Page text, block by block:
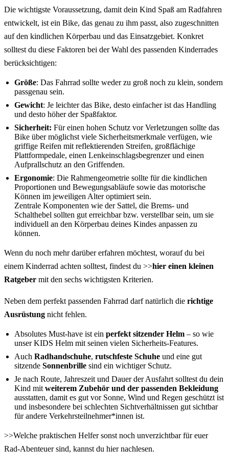
Die wichtigste Voraussetzung, damit dein Kind Spaß am Radfahren
entwickelt, ist ein Bike, das genau zu ihm passt, also zugeschnitten
auf den kindlichen Körperbau und das Einsatzgebiet. Konkret
solltest du diese Faktoren bei der Wahl des passenden Kinderrades
berücksichtigen:
Größe: Das Fahrrad sollte weder zu groß noch zu klein, sondern
passgenau sein.
Gewicht: Je leichter das Bike, desto einfacher ist das Handling
und desto höher der Spaßfaktor.
Sicherheit: Für einen hohen Schutz vor Verletzungen sollte das
Bike über möglichst viele Sicherheitsmerkmale verfügen, wie
griffige Reifen mit reflektierenden Streifen, großflächige
Plattformpedale, einen Lenkeinschlagsbegrenzer und einen
Aufprallschutz an den Griffenden.
Ergonomie: Die Rahmengeometrie sollte für die kindlichen
Proportionen und Bewegungsabläufe sowie das motorische
Können im jeweiligen Alter optimiert sein.
Zentrale Komponenten wie der Sattel, die Brems- und
Schalthebel sollten gut erreichbar bzw. verstellbar sein, um sie
individuell an den Körperbau deines Kindes anpassen zu
können.
Wenn du noch mehr darüber erfahren möchtest, worauf du bei
einem Kinderrad achten solltest, findest du >>hier einen kleinen
Ratgeber mit den sechs wichtigsten Kriterien.
Neben dem perfekt passenden Fahrrad darf natürlich die richtige
Ausrüstung nicht fehlen.
Absolutes Must-have ist ein perfekt sitzender Helm – so wie
unserKIDS Helm mit seinen vielen Sicherheits-Features.
Auch Radhandschuhe, rutschfeste Schuhe und eine gut
sitzende Sonnenbrille sind ein wichtiger Schutz.
Je nach Route, Jahreszeit und Dauer der Ausfahrt solltest du dein
Kind mit weiterem Zubehör und der passenden Bekleidung
ausstatten, damit es gut vor Sonne, Wind und Regen geschützt ist
und insbesondere bei schlechten Sichtverhältnissen gut sichtbar
für andere Verkehrsteilnehmer*innen ist.
>>Welche praktischen Helfer sonst noch unverzichtbar für euer
Rad-Abenteuer sind, kannst du hier nachlesen.